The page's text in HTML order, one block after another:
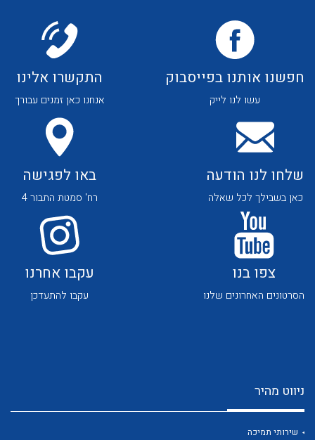
לכל מוצרי היצרן לכל מוצרי היצרן
לכל מוצרי היצרן לכל מוצרי היצרן
לכל מוצרי היצרן
חפשנו אותנו בפייסבוק
עשו לנו לייק
התקשרו אלינו
אנחנו כאן זמנים עבורך
שלחו לנו הודעה
כאן בשבילך לכל שאלה
באו לפגישה
רח' סמטת התבור 4
צפו בנו
הסרטונים האחרונים שלנו
עקבו אחרנו
עקבו להתעדכן
ניווט מהיר
שירותי תמיכה